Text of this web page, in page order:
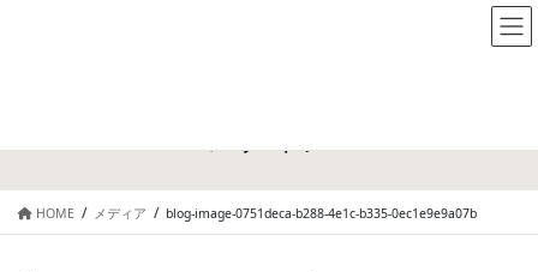
HOME メディア blog-image-0751deca-b288-4e1c-b335-0ec1e9e9a07b